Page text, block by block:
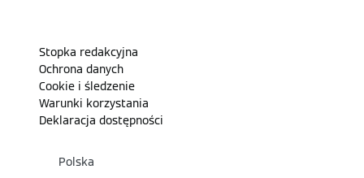
Stopka redakcyjna
Ochrona danych
Cookie i śledzenie
Warunki korzystania
Deklaracja dostępności
Polska